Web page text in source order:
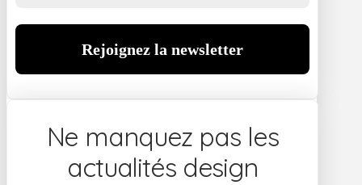
Ne manquez pas les
actualités design